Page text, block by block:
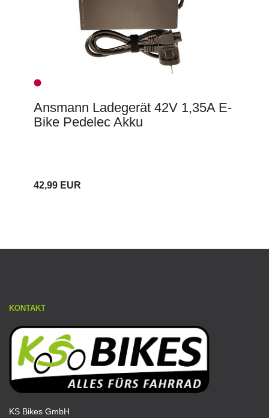
Ansmann Ladegerät 42V 1,35A E-
Bike Pedelec Akku
42,99 EUR
KONTAKT
KS Bikes GmbH